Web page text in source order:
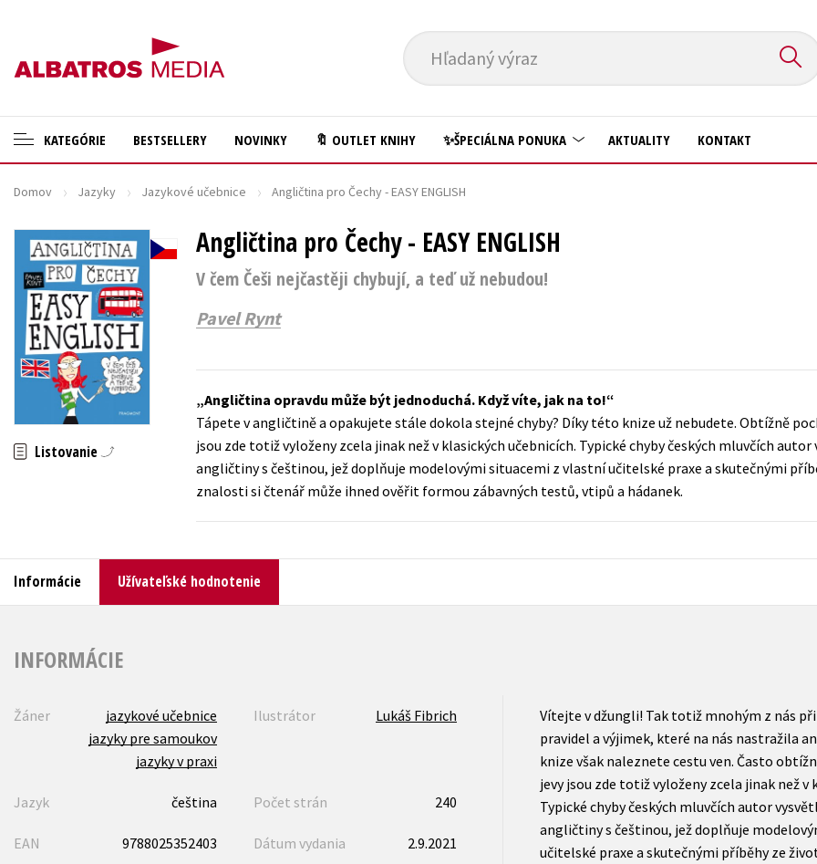
Hľadaný výraz
KATEGÓRIE
🛍️ Darčekové poukazy
✍️Knihy s podpisom
🎁 Limitované balíčky
🔥 Výhodné predpredaje
🏷️ Zlacnené knihy
⚔️ Zaklínač na CD
🔖Outlet knihy
Auto - moto
Cestovanie
Darčekové publikácie
Digitálna fotografia
História a military
Hobby
Humanitné a spoločenské vedy
Jazyky
Krížovky
Kuchárske knihy
Počítače
Poézia
Populárno - náučná pre dospelých
Populárno - náučné pre deti
Umenie a kultúra
Young adult
Young adult (SK)
Všetky tituly
BESTSELLERY NOVINKY 🔖 OUTLET KNIHY ✨ŠPECIÁLNA PONUKA AKTUALITY KONTAKT
Domov Jazyky Jazykové učebnice Angličtina pro Čechy - EASY ENGLISH
Angličtina pro Čechy - EASY ENGLISH
V čem Češi nejčastěji chybují, a teď už nebudou!
Pavel Rynt
Listovanie
Angličtina opravdu může být jednoduchá. Když víte, jak na to!
Tápete v angličtině a opakujete stále dokola stejné chyby? Díky této knize už nebudete. Obtížně
jsou zde totiž vyloženy zcela jinak než v klasických učebnicích. Typické chyby českých mluvčích
angličtiny s češtinou, jež doplňuje modelovými situacemi z vlastní učitelské praxe a skutečnými
znalosti si čtenář může ihned ověřit formou zábavných testů, vtipů a hádanek.
Informácie Užívateľské hodnotenie
INFORMÁCIE
Žáner
jazykové učebnice
jazyky pre samoukov
jazyky v praxi
Ilustrátor Lukáš Fibrich
Jazyk čeština Počet strán 240
EAN 9788025352403 Dátum vydania 2.9.2021
Vítejte v džungli! Tak totiž mnohým z nás
pravidel a výjimek, které na nás nastražila
knize však naleznete cestu ven. Často
jevy jsou zde totiž vyloženy zcela jinak než v
Typické chyby českých mluvčích autor
angličtiny s češtinou, jež doplňuje
učitelské praxe a skutečnými příběhy ze